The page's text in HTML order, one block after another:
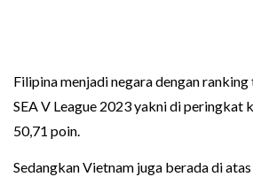
Filipina menjadi negara dengan
SEA V League 2023 yakni di peringkat
50,71 poin.
Sedangkan Vietnam juga berada di